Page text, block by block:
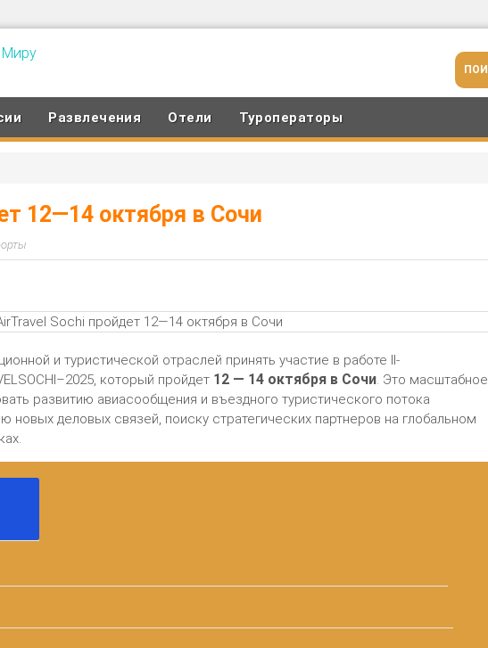
Развлечения Отели Туроператоры
12—14 октября в Сочи
и туристической отраслей принять участие в работе II-
который пройдет 12 — 14 октября в Сочи. Это масштабное
развитию авиасообщения и въездного туристического потока
деловых связей, поиску стратегических партнеров на глобальном